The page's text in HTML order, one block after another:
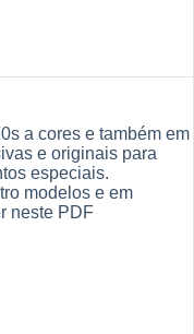
a cores e também em
e originais para
especiais.
modelos e em
neste PDF